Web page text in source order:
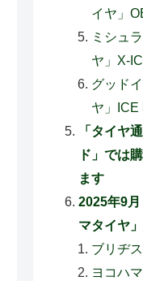
イヤ」
ミシュ
ヤ」X-
グッド
ヤ」ICE
「タイヤ
ド」では
ます
2025年9
マタイヤ
ブリヂ
ヨコハ